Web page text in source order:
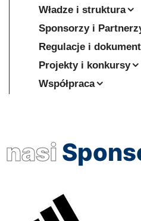
Władze i struktura
Sponsorzy i
Regulacje i
Projekty i konkursy
Współpraca
nasi